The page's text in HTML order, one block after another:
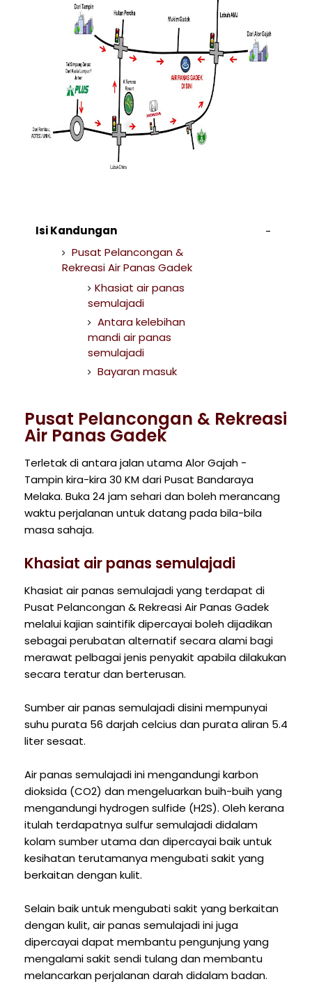
Isi Kandungan
Pusat Pelancongan &
Rekreasi Air Panas Gadek
Khasiat air panas
semulajadi
Antara kelebihan
mandi air panas
semulajadi
Bayaran masuk
Pusat Pelancongan & Rekreasi
Air Panas Gadek
Terletak di antara jalan utama Alor Gajah -
Tampin kira-kira 30 KM dari Pusat Bandaraya
Melaka. Buka 24 jam sehari dan boleh merancang
waktu perjalanan untuk datang pada bila-bila
masa sahaja.
Khasiat air panas semulajadi
Khasiat air panas semulajadi yang terdapat di
Pusat Pelancongan & Rekreasi Air Panas Gadek
melalui kajian saintifik dipercayai boleh dijadikan
sebagai perubatan alternatif secara alami bagi
merawat pelbagai jenis penyakit apabila dilakukan
secara teratur dan berterusan.
Sumber air panas semulajadi disini mempunyai
suhu purata 56 darjah celcius dan purata aliran 5.4
liter sesaat.
Air panas semulajadi ini mengandungi karbon
dioksida (CO2) dan mengeluarkan buih-buih yang
mengandungi hydrogen sulfide (H2S). Oleh kerana
itulah terdapatnya sulfur semulajadi didalam
kolam sumber utama dan dipercayai baik untuk
kesihatan terutamanya mengubati sakit yang
berkaitan dengan kulit.
Selain baik untuk mengubati sakit yang berkaitan
dengan kulit, air panas semulajadi ini juga
dipercayai dapat membantu pengunjung yang
mengalami sakit sendi tulang dan membantu
melancarkan perjalanan darah didalam badan.